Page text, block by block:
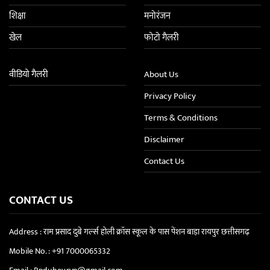
शिक्षा
खेल
मनोरंजन
फोटो गैलरी
वीडियो गैलरी
About Us
Privacy Policy
Terms & Conditions
Disclaimer
Contact Us
CONTACT US
Address : राम प्रसाद दुबे गर्ल्स होली क्रॉस स्कूल के पास पेंशन बाड़ा रायपुर छत्तीसगढ़
Mobile No. :+91 7000065332